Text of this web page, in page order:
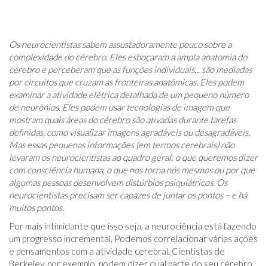
Os neurocientistas sabem assustadoramente pouco sobre a
complexidade do cérebro. Eles esboçaram a ampla anatomia do
cérebro e perceberam que as funções individuais... são mediadas
por circuitos que cruzam as fronteiras anatômicas. Eles podem
examinar a atividade elétrica detalhada de um pequeno número
de neurônios. Eles podem usar tecnologias de imagem que
mostram quais áreas do cérebro são ativadas durante tarefas
definidas, como visualizar imagens agradáveis ​​ou desagradáveis.
Mas essas pequenas informações (em termos cerebrais) não
levaram os neurocientistas ao quadro geral: o que queremos dizer
com consciência humana, o que nos torna nós mesmos ou por que
algumas pessoas desenvolvem distúrbios psiquiátricos. Os
neurocientistas precisam ser capazes de juntar os pontos – e há
muitos pontos.
Por mais intimidante que isso seja, a neurociência está fazendo
um progresso incremental. Podemos correlacionar várias ações
e pensamentos com a atividade cerebral. Cientistas de
Berkeley, por exemplo, podem dizer qual parte do seu cérebro